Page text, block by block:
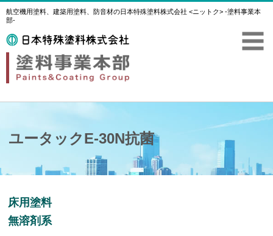
航空機用塗料、建築用塗料、防音材の日本特殊塗料株式会社 <ニットク> -塗料事業本
部-
ユータックE-30N抗菌
床用塗料
無溶剤系